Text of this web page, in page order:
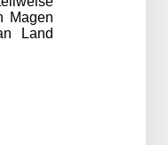
Magen
Land